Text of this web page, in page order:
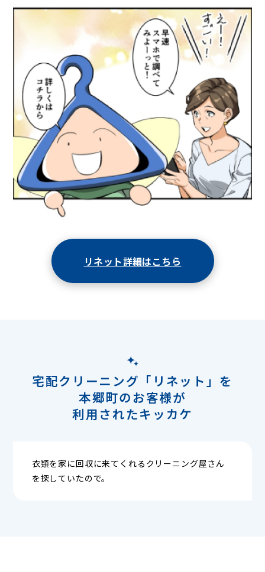
リネット詳細はこちら
宅配クリーニング「リネット」を
本郷町のお客様が
利用されたキッカケ
衣類を家に回収に来てくれるクリーニング屋さん
を探していたので。